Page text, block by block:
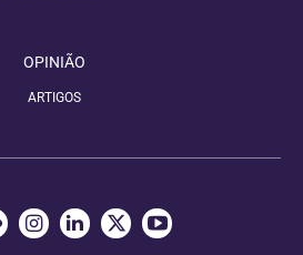
OPINIÃO
ARTIGOS